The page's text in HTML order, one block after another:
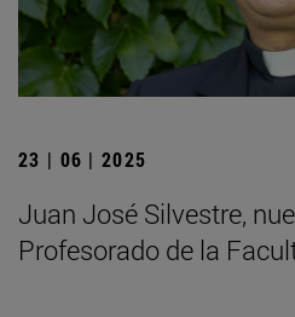
23 | 06 | 2025
Juan José Silvestre,
Profesorado de la